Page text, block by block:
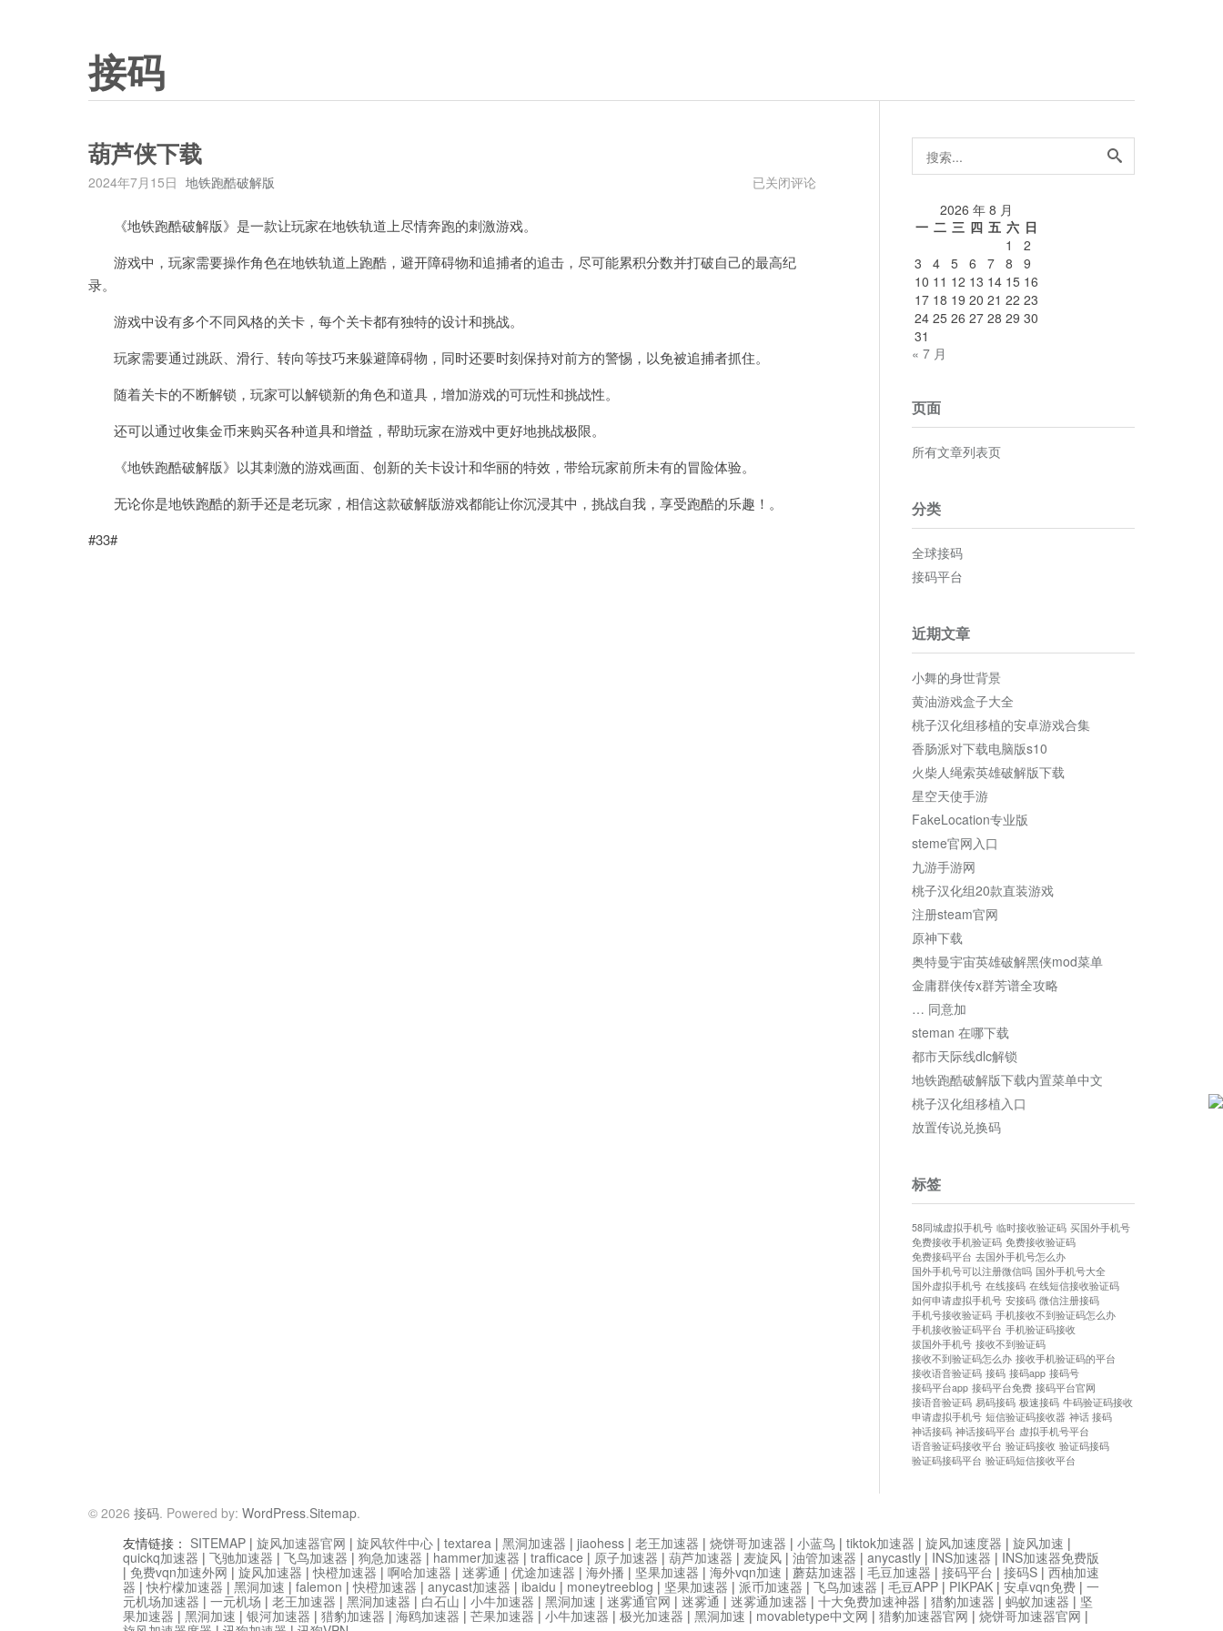
接码
葫芦侠下载
2024年7月15日 地铁跑酷破解版
葫
已关闭评论
《地铁跑酷破解版》是一款让玩家在地铁轨道上尽情奔跑的刺激游戏。
游戏中，玩家需要操作角色在地铁轨道上跑酷，避开障碍物和追捕者的追击，尽可能累积分数并打破自己的最高纪
录。
游戏中设有多个不同风格的关卡，每个关卡都有独特的设计和挑战。
玩家需要通过跳跃、滑行、转向等技巧来躲避障碍物，同时还要时刻保持对前方的警惕，以免被追捕者抓住。
随着关卡的不断解锁，玩家可以解锁新的角色和道具，增加游戏的可玩性和挑战性。
还可以通过收集金币来购买各种道具和增益，帮助玩家在游戏中更好地挑战极限。
《地铁跑酷破解版》以其刺激的游戏画面、创新的关卡设计和华丽的特效，带给玩家前所未有的冒险体验。
无论你是地铁跑酷的新手还是老玩家，相信这款破解版游戏都能让你沉浸其中，挑战自我，享受跑酷的乐趣！。
#33#
搜
索...
2026 年 8 月
一 二 三 四 五 六 日
1
2
3
4 5 6 7 8
9
10 11 12 13 14 15 16
17 18 19 20 21 22 23
24 25 26 27 28 29 30
31
« 7 月
页面
所有文章列表页
分类
全球接码
接码平台
近期文章
小舞的身世背景
黄油游戏盒子大全
桃子汉化组移植的安卓游戏合集
香肠派对下载电脑版s10
火柴人绳索英雄破解版下载
星空天使手游
FakeLocation专业版
steme官网入口
九游手游网
桃子汉化组20款直装游戏
注册steam官网
原神下载
奥特曼宇宙英雄破解黑侠mod菜单
金庸群侠传x群芳谱全攻略
… 同意加
steman 在哪下载
都市天际线dlc解锁
地铁跑酷破解版下载内置菜单中文
桃子汉化组移植入口
放置传说兑换码
标签
58同城虚拟手机号 临时接收验证码 买国外手机号
免费接收手机验证码 免费接收验证码
免费接码平台 去国外手机号怎么办
国外手机号可以注册微信吗 国外手机号大全
国外虚拟手机号 在线接码 在线短信接收验证码
如何申请虚拟手机号 安接码 微信注册接码
手机号接收验证码 手机接收不到验证码怎么办
手机接收验证码平台 手机验证码接收
拔国外手机号 接收不到验证码
接收不到验证码怎么办 接收手机验证码的平台
接收语音验证码 接码 接码app 接码号
接码平台app 接码平台免费 接码平台官网
接语音验证码 易码接码 极速接码 牛码验证码接收
申请虚拟手机号 短信验证码接收器 神话 接码
神话接码 神话接码平台 虚拟手机号平台
语音验证码接收平台 验证码接收 验证码接码
验证码接码平台 验证码短信接收平台
© 2026 接码. Powered by: WordPress.Sitemap.
友情链接： SITEMAP | 旋风加速器官网 | 旋风软件中心 | textarea | 黑洞加速器 | jiaohess | 老王加速器 | 烧饼哥加速器 | 小蓝鸟 | tiktok加速器 | 旋风加速度器 | 旋风加速 |
quickq加速器 | 飞驰加速器 | 飞鸟加速器 | 狗急加速器 | hammer加速器 | trafficace | 原子加速器 | 葫芦加速器 | 麦旋风 | 油管加速器 | anycastly | INS加速器 | INS加速器免费版
| 免费vqn加速外网 | 旋风加速器 |快橙加速器 | 啊哈加速器 | 迷雾通 | 优途加速器 | 海外播 | 坚果加速器 | 海外vqn加速 | 蘑菇加速器 | 毛豆加速器 | 接码平台 | 接码S | 西柚加速
器 |快柠檬加速器 | 黑洞加速 | falemon |快橙加速器 | anycast加速器 | ibaidu | moneytreeblog | 坚果加速器 | 派币加速器 | 飞鸟加速器 | 毛豆APP | PIKPAK | 安卓vqn免费 | 一
元机场加速器 | 一元机场 | 老王加速器 | 黑洞加速器 | 白石山 | 小牛加速器 | 黑洞加速 | 迷雾通官网 | 迷雾通 | 迷雾通加速器 | 十大免费加速神器 | 猎豹加速器 | 蚂蚁加速器 | 坚
果加速器 | 黑洞加速 | 银河加速器 | 猎豹加速器 | 海鸥加速器 | 芒果加速器 | 小牛加速器 | 极光加速器 | 黑洞加速 | movabletype中文网 | 猎豹加速器官网 | 烧饼哥加速器官网 |